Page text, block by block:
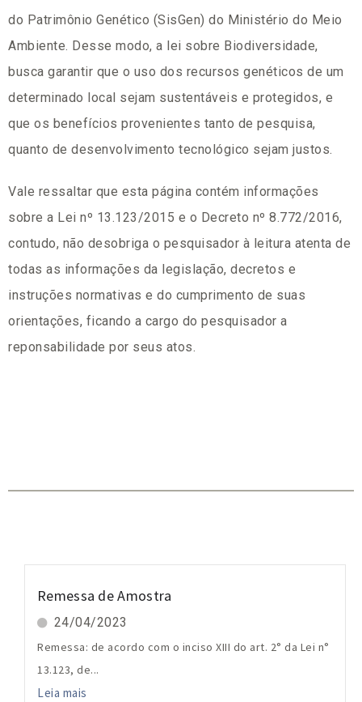
do Patrimônio Genético (SisGen) do Ministério do Meio
Ambiente. Desse modo, a lei sobre Biodiversidade,
busca garantir que o uso dos recursos genéticos de um
determinado local sejam sustentáveis e protegidos, e
que os benefícios provenientes tanto de pesquisa,
quanto de desenvolvimento tecnológico sejam justos.
Vale ressaltar que esta página contém informações
sobre a Lei nº 13.123/2015 e o Decreto nº 8.772/2016,
contudo, não desobriga o pesquisador à leitura atenta de
todas as informações da legislação, decretos e
instruções normativas e do cumprimento de suas
orientações, ficando a cargo do pesquisador a
reponsabilidade por seus atos.
Remessa de Amostra
24/04/2023
Remessa: de acordo com o inciso XIII do art. 2° da Lei n°
13.123, de...
Leia mais